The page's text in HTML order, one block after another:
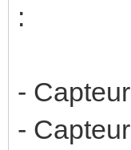
:
-
-